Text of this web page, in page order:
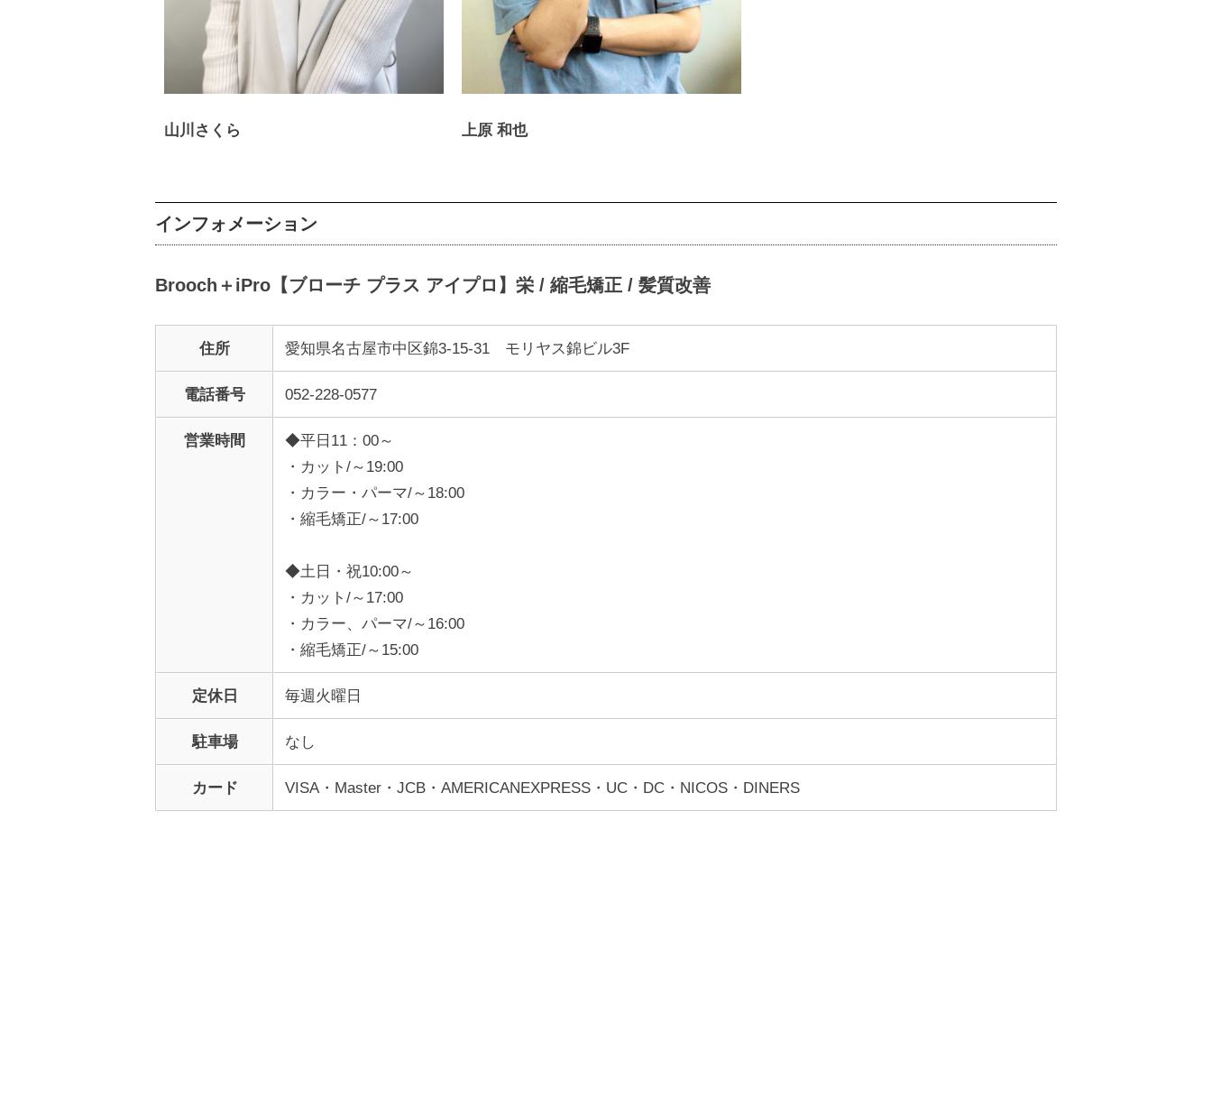
山川さくら 上原 和也
インフォメーション
Brooch＋iPro【ブローチ プラス アイプロ】栄 / 縮毛矯正 / 髪質改善
住所 愛知県名古屋市中区錦3-15-31 モリヤス錦ビル3F
電話番号 052-228-0577
営業時間
◆平日11：00～
・カット/～19:00
・カラー・パーマ/～18:00
・縮毛矯正/～17:00
◆土日・祝10:00～
・カット/～17:00
・カラー、パーマ/～16:00
・縮毛矯正/～15:00
定休日 毎週火曜日
駐車場 なし
カード VISA・Master・JCB・AMERICANEXPRESS・UC・DC・NICOS・DINERS